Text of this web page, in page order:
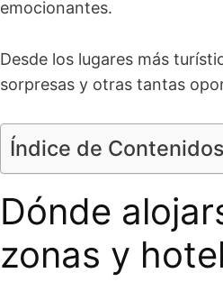
emocionantes.
Desde los lugares más
sorpresas y otras tantas
Índice de Contenidos
Dónde
zonas y